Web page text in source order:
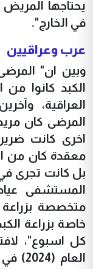
يحتاجها
في الخارج".
عرب وعراقيين
وبين ان"
الكبد كانوا
العراقية،
المرضى كان
اخرى كانت
معقدة كان من
بل كانت تجرى
المستشفى
متخصصة بزراعة
خاصة بزراعة
كل اسبوع"،